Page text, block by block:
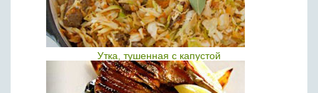
Утка, тушенная с капустой